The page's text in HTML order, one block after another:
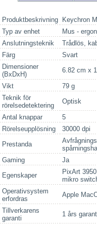
Produktbeskrivning
Keychron
Typ av enhet
Mus -
Anslutningsteknik
Trådlös,
Färg
Svart
Dimensioner
(BxDxH)
6.82 cm x
Vikt
79 g
Teknik för
rörelsedetektering
Optisk
Antal knappar
5
Rörelseupplösning
30000 dpi
Prestanda
Gaming
Ja
Egenskaper
PixArt
mikro
Operativsystem
erfordras
Apple
Tillverkarens
garanti
1 års